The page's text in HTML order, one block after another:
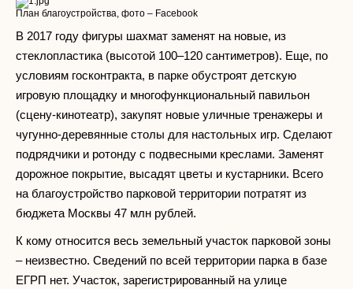
План благоустройства, фото – Facebook
В 2017 году фигуры шахмат заменят на новые, из
стеклопластика (высотой 100–120 сантиметров). Еще, по
условиям госконтракта, в парке обустроят детскую
игровую площадку и многофункциональный павильон
(сцену-кинотеатр), закупят новые уличные тренажеры и
чугунно-деревянные столы для настольных игр. Сделают
подрядчики и ротонду с подвесными креслами. Заменят
дорожное покрытие, высадят цветы и кустарники. Всего
на благоустройство парковой территории потратят из
бюджета Москвы 47 млн рублей.
К кому относится весь земельный участок парковой зоны
– неизвестно. Сведений по всей территории парка в базе
ЕГРП нет. Участок, зарегистрированный на улице